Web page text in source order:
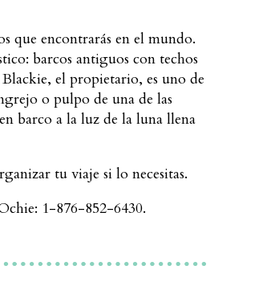
que encontrarás en el mundo.
barcos antiguos con techos
Blackie, el propietario, es uno de
o pulpo de una de las
barco a la luz de la luna llena
tu viaje si lo necesitas.
1-876-852-6430.